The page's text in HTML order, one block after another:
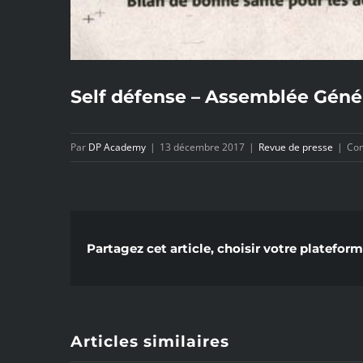
Self défense – Assemblée
Par DP Academy | 13 décembre 2017 | Revue de presse |
Partagez cet article, choisir votre
Articles similaires